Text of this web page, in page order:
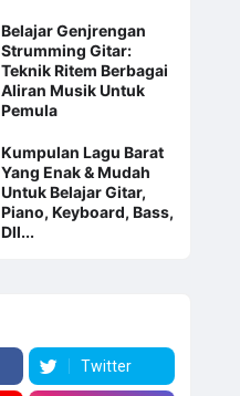
Belajar Genjrengan
Strumming Gitar:
Teknik Ritem Berbagai
Aliran Musik Untuk
Pemula
Kumpulan Lagu Barat
Yang Enak & Mudah
Untuk Belajar Gitar,
Piano, Keyboard, Bass,
Dll...
Twitter